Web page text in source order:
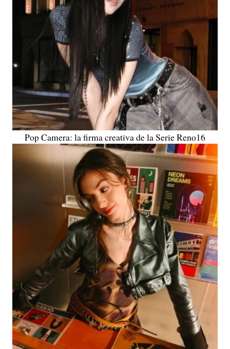
Pop Camera: la firma creativa de la Serie Reno16